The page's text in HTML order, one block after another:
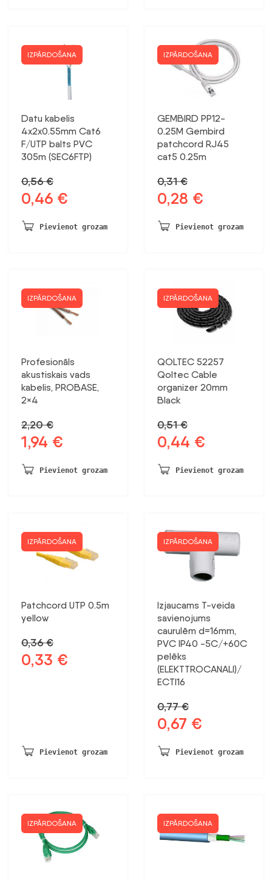
IZPĀRDOŠANA
Datu kabelis
4x2x0.55mm Cat6
F/UTP balts PVC
305m (SEC6FTP)
0,56€
Sākotnējā
bija:
0,46 €
ir:
Pievienot grozam
IZPĀRDOŠANA
GEMBIRD PP12-
0.25M Gembird
patchcord RJ45
cat5 0.25m
0,31€
Sākotnējā
bija:
0,28 €
ir:
Pievienot grozam
IZPĀRDOŠANA
Profesionāls
akustiskais vads
kabelis, PROBASE,
2×4
2,20€
Sākotnējā
bija:
1,94 €
ir:
Pievienot grozam
IZPĀRDOŠANA
QOLTEC 52257
Qoltec Cable
organizer 20mm
Black
0,51€
Sākotnējā
bija:
0,44 €
ir:
Pievienot grozam
IZPĀRDOŠANA
Patchcord UTP 0.5m
yellow
0,36€
Sākotnējā
0,33 €
Pievienot grozam
IZPĀRDOŠANA
Izjaucams T-veida
savienojums
caurulēm d=16mm,
PVC IP40 -5C/+60C
pelēks
(ELEKTTROCANALI)/
ECTI16
0,77€
Sākotnējā
bija:
0,67 €
ir:
Pievienot grozam
IZPĀRDOŠANA IZPĀRDOŠANA